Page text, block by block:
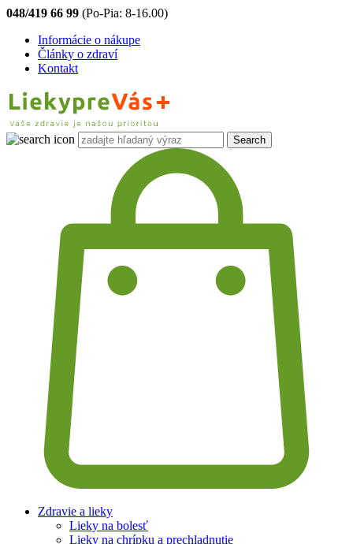
048/419 66 99 (Po-Pia: 8-16.00)
Informácie o nákupe
Články o zdraví
Kontakt
Zdravie a lieky
Lieky na bolesť
Lieky na chrípku a prechladnutie